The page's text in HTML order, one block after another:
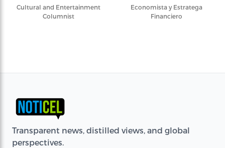
Cultural and Entertainment
Columnist
Economista y Estratega
Financiero
Transparent news, distilled views, and global
perspectives.